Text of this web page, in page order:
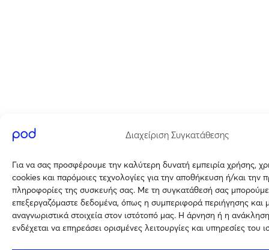
Διαχείριση Συγκατάθεσης
Για να σας προσφέρουμε την καλύτερη δυνατή εμπειρία χρήσης,
cookies και παρόμοιες τεχνολογίες για την αποθήκευση ή/και την
πληροφορίες της συσκευής σας. Με τη συγκατάθεσή σας
επεξεργαζόμαστε δεδομένα, όπως η συμπεριφορά περιήγησης και
αναγνωριστικά στοιχεία στον ιστότοπό μας. Η άρνηση ή η
ενδέχεται να επηρεάσει ορισμένες λειτουργίες και υπηρεσίες του